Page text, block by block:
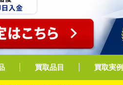
買取品目 買取実例